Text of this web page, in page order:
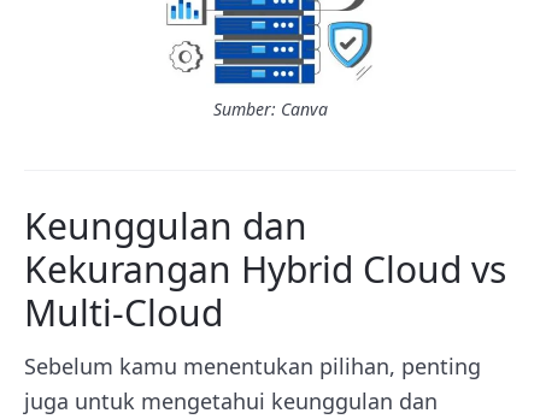
Sumber: Canva
Keunggulan dan
Kekurangan Hybrid Cloud vs
Multi-Cloud
Sebelum kamu menentukan pilihan, penting
juga untuk mengetahui keunggulan dan